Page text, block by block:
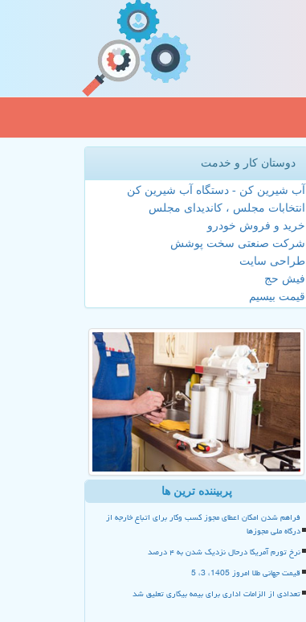
دوستان کار و خدمت
آب شیرین کن - دستگاه آب شیرین کن
انتخابات مجلس ، کاندیدای مجلس
خرید و فروش خودرو
شرکت صنعتی سخت پوشش
طراحی سایت
فیش حج
قیمت بیسیم
پربیننده ترین ها
فراهم شدن امکان اعطای مجوز کسب وکار برای اتباع خارجه از
درگاه ملی مجوزها
نرخ تورم آمریکا درحال نزدیک شدن به ۴ درصد
قیمت جهانی طلا امروز 1405، 3، 5
تعدادی از الزامات اداری برای بیمه بیکاری تعلیق شد